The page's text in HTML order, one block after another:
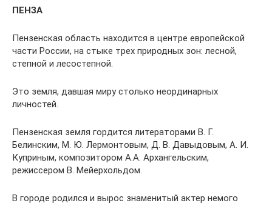
ПЕНЗА
Пензенская область находится в центре европейской
части России, на стыке трех природных зон: лесной,
степной и лесостепной.
Это земля, давшая миру столько неординарных
личностей.
Пензенская земля гордится литераторами В. Г.
Белинским, М. Ю. Лермонтовым, Д. В. Давыдовым, А. И.
Куприным, композитором А.А. Архангельским,
режиссером В. Мейерхольдом.
В городе родился и вырос знаменитый актер немого